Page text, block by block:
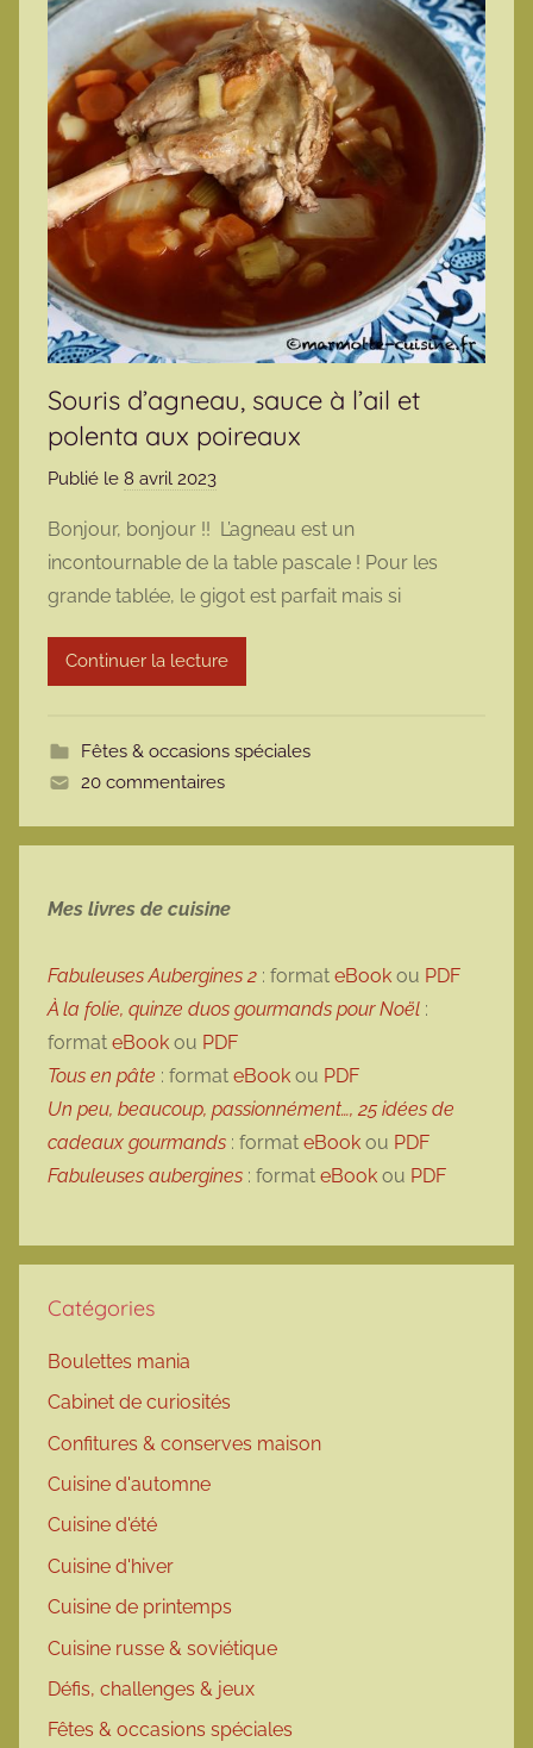
Souris d’agneau, sauce à l’ail et
polenta aux poireaux
Publié le 8 avril 2023
r
m
a
r
m
t
e
Bonjour, bonjour !! L’agneau est un
incontournable de la table pascale ! Pour les
grande tablée, le gigot est parfait mais si
Continuer la lecture
Fêtes & occasions spéciales
20 commentaires
Mes livres de cuisine
Fabuleuses Aubergines 2 : format eBook ou PDF
À la folie, quinze duos gourmands pour Noël :
format eBook ou PDF
Tous en pâte : format eBook ou PDF
Un peu, beaucoup, passionnément…, 25 idées de
cadeaux gourmands : format eBook ou PDF
Fabuleuses aubergines : format eBook ou PDF
Catégories
Boulettes mania
Cabinet de curiosités
Confitures & conserves maison
Cuisine d'automne
Cuisine d'été
Cuisine d'hiver
Cuisine de printemps
Cuisine russe & soviétique
Défis, challenges & jeux
Fêtes & occasions spéciales